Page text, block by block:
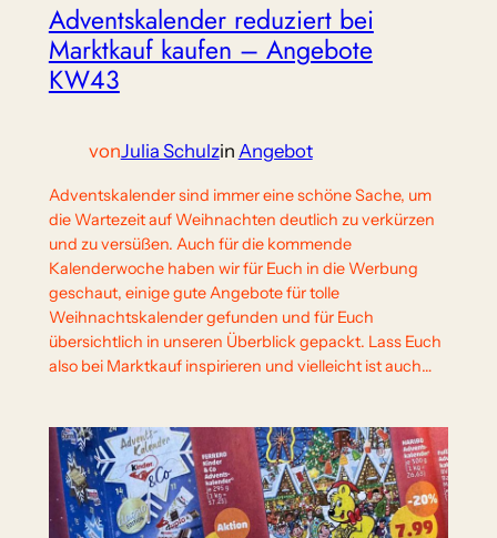
Adventskalender reduziert bei
Marktkauf kaufen – Angebote
KW43
vonJulia Schulzin Angebot
Adventskalender sind immer eine schöne Sache, um
die Wartezeit auf Weihnachten deutlich zu verkürzen
und zu versüßen. Auch für die kommende
Kalenderwoche haben wir für Euch in die Werbung
geschaut, einige gute Angebote für tolle
Weihnachtskalender gefunden und für Euch
übersichtlich in unseren Überblick gepackt. Lass Euch
also bei Marktkauf inspirieren und vielleicht ist auch…